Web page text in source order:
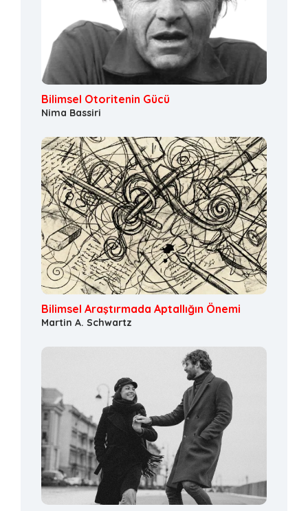
Bilimsel Otoritenin Gücü
Nima Bassiri
Bilimsel Araştırmada Aptallığın Önemi
Martin A. Schwartz